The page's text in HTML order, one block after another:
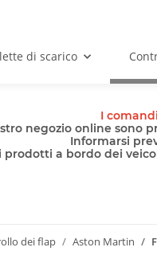
di scarico
I
negozio online sono
Informarsi
prodotti a bordo dei
dei flap Aston Martin